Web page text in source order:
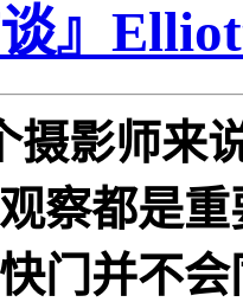
谈』
摄影师来
察都是
门并不